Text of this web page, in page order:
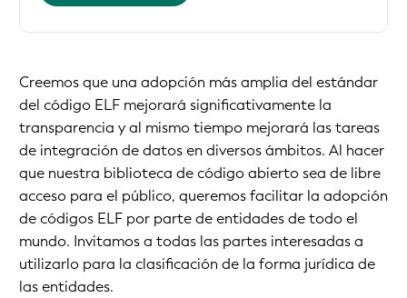
Creemos que una adopción más amplia del estándar
del código ELF mejorará significativamente la
transparencia y al mismo tiempo mejorará las tareas
de integración de datos en diversos ámbitos. Al hacer
que nuestra biblioteca de código abierto sea de libre
acceso para el público, queremos facilitar la adopción
de códigos ELF por parte de entidades de todo el
mundo. Invitamos a todas las partes interesadas a
utilizarlo para la clasificación de la forma jurídica de
las entidades.